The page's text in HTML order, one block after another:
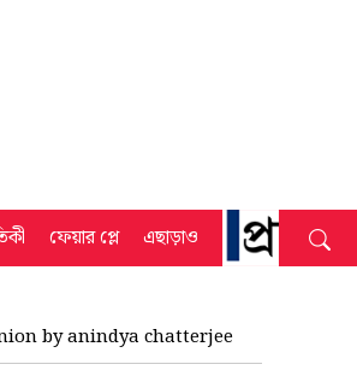
ফেয়ার প্লে এছাড়াও
by anindya chatterjee